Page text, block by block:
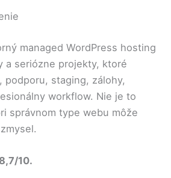
managed WordPress hosting
a seriózne projekty, ktoré
staging, zálohy,
workflow. Nie je to
správnom type webu môže
10.